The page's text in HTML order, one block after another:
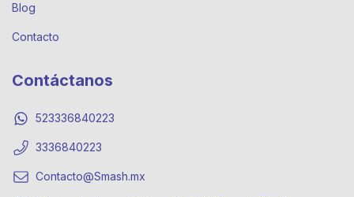
Blog
Contacto
Contáctanos
523336840223
3336840223
Contacto@Smash.mx